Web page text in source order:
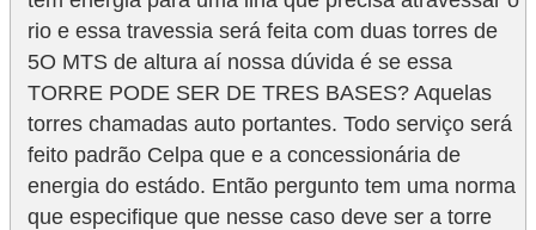
rio e essa travessia será feita com duas torres de
5O MTS de altura aí nossa dúvida é se essa
TORRE PODE SER DE TRES BASES? Aquelas
torres chamadas auto portantes. Todo serviço será
feito padrão Celpa que e a concessionária de
energia do estádo. Então pergunto tem uma norma
que especifique que nesse caso deve ser a torre
i
d
a
d
e